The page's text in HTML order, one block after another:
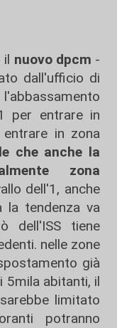
il nuovo dpcm -
dall'ufficio di
per entrare in
in zona
che anche la
zona
dell'1, anche
la tendenza va
dell'ISS tiene
nelle zone
già
5mila abitanti, il
limitato
potranno